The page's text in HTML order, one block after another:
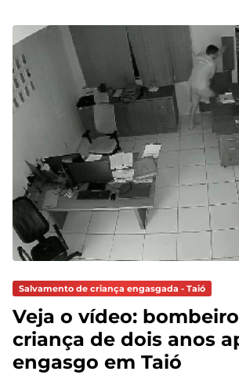
Salvamento de criança engasgada - Taió
Veja o vídeo:
criança de dois anos
engasgo em Taió